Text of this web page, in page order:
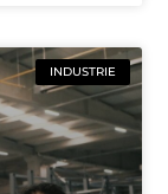
INDUSTRIE